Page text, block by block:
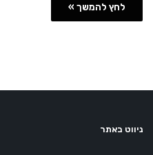
לחץ להמשך »
ניווט באתר